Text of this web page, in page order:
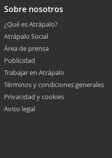
Sobre nosotros
¿Qué es Atrápalo?
Atrápalo Social
Área de prensa
Publicidad
Trabajar en Atrápalo
Términos y condiciones generales
Privacidad y cookies
Aviso legal